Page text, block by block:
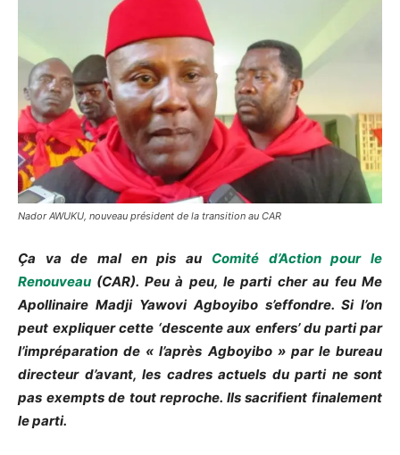
Nador AWUKU, nouveau président de la transition au CAR
Ça va de mal en pis au Comité d’Action pour le
Renouveau (CAR). Peu à peu, le parti cherau feu Me
Apollinaire Madji Yawovi Agboyibo s’effondre. Si l’on
peut expliquer cette ‘descente aux enfers’ du parti par
l’impréparation de « l’après Agboyibo » par le bureau
directeur d’avant, les cadres actuels du parti ne sont
pas exempts de tout reproche. Ils sacrifient finalement
le parti.